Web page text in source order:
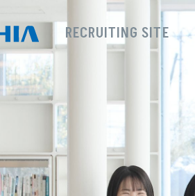
RECRUITING SITE
採用サイトTOP
新卒採用
募集要項
説明
MY PAGE / ENTRY
イ
ス
高卒採用